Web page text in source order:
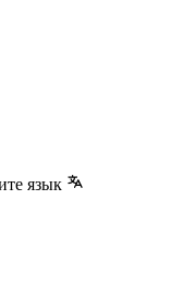
язык